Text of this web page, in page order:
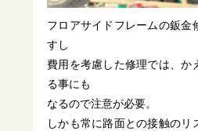
フロアサイドフレームの鈑金
すし
費用を考慮した修理では、か
る事にも
なるので注意が必要。
しかも常に路面との接触のリ